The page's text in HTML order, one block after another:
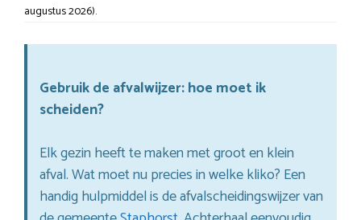
augustus 2026).
Gebruik de afvalwijzer: hoe moet ik
scheiden?
Elk gezin heeft te maken met groot en klein
afval. Wat moet nu precies in welke kliko? Een
handig hulpmiddel is de afvalscheidingswijzer van